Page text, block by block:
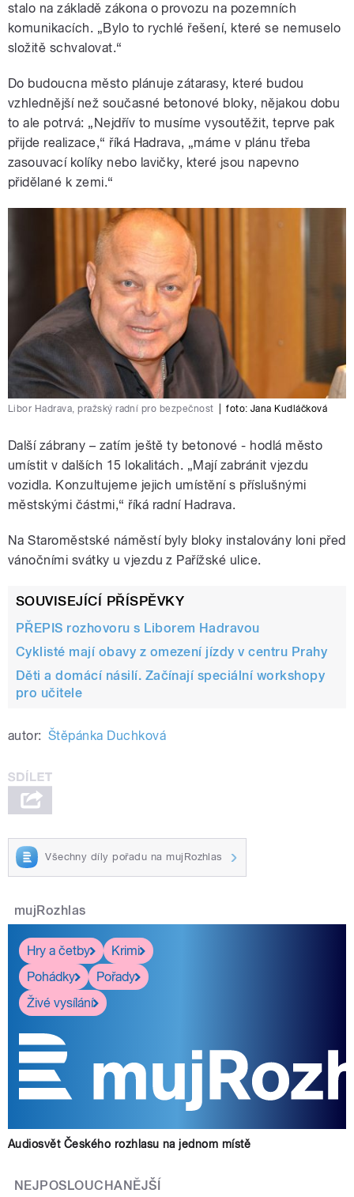
stalo na základě zákona o provozu na pozemních
komunikacích. „Bylo to rychlé řešení, které se nemuselo
složitě schvalovat.“
Do budoucna město plánuje zátarasy, které budou
vzhlednější než současné betonové bloky, nějakou dobu
to ale potrvá: „Nejdřív to musíme vysoutěžit, teprve pak
přijde realizace,“ říká Hadrava, „máme v plánu třeba
zasouvací kolíky nebo lavičky, které jsou napevno
přidělané k zemi.“
Libor Hadrava, pražský radní pro bezpečnost foto:Jana Kudláčková
Další zábrany – zatím ještě ty betonové - hodlá město
umístit v dalších 15 lokalitách. „Mají zabránit vjezdu
vozidla. Konzultujeme jejich umístění s příslušnými
městskými částmi,“ říká radní Hadrava.
Na Staroměstské náměstí byly bloky instalovány loni před
vánočními svátky u vjezdu z Pařížské ulice.
SOUVISEJÍCÍ PŘÍSPĚVKY
PŘEPIS rozhovoru s Liborem Hadravou
Cyklisté mají obavy z omezení jízdy v centru Prahy
Děti a domácí násilí. Začínají speciální workshopy
pro učitele
autor: Štěpánka Duchková
Všechny díly pořadu na mujRozhlas
mujRozhlas
Hry a četby
Krimi
Pohádky
Pořady
Živé vysílání
Audiosvět Českého rozhlasu na jednom místě
NEJPOSLOUCHANĚJŠÍ